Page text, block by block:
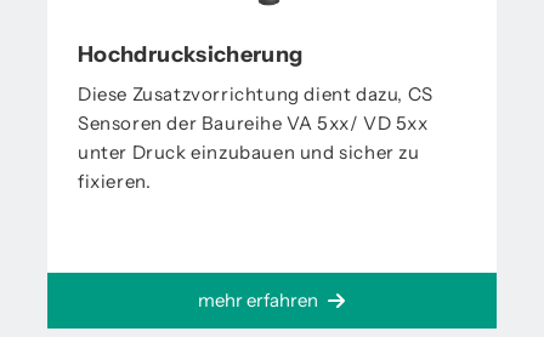
Hochdrucksicherung
Diese Zusatzvorrichtung dient dazu, CS
Sensoren der Baureihe VA 5xx/ VD 5xx
unter Druck einzubauen und sicher zu
fixieren.
mehr erfahren